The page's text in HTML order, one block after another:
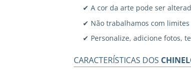
✔ A cor da arte pode ser
✔ Não trabalhamos com
✔ Personalize, adicione fotos,
CARACTERÍSTICAS DOS